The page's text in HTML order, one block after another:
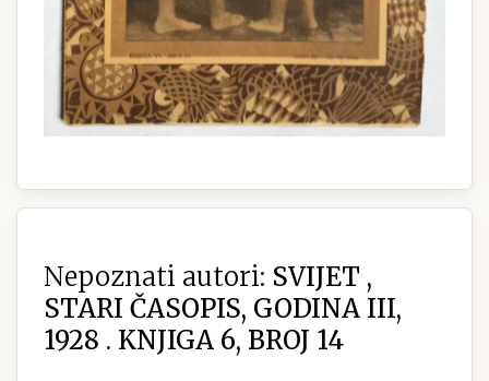
Nepoznati autori: SVIJET ,
STARI ČASOPIS, GODINA III,
1928 . KNJIGA 6, BROJ 14